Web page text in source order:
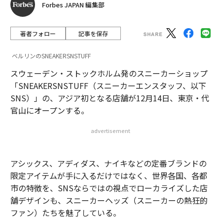
Forbes JAPAN 編集部
著者フォロー 記事を保存
ベルリンのSNEAKERSNSTUFF
スウェーデン・ストックホルム発のスニーカーショップ
「SNEAKERSNSTUFF（スニーカーエンスタッフ、以下
SNS）」の、アジア初となる店舗が12月14日、東京・代
官山にオープンする。
advertisement
アシックス、アディダス、ナイキなどの定番ブランドの
限定アイテムが手に入るだけではなく、世界各国、各都
市の特徴を、SNSならではの視点でローカライズした店
舗デザインも、スニーカーヘッズ（スニーカーの熱狂的
ファン）たちを魅了している。